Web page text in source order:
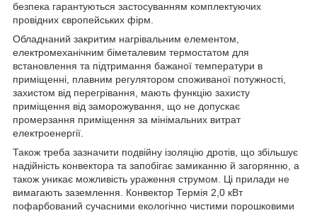
безпека гарантуються застосуванням комплектуючих
провідних європейських фірм.
Обладнаний закритим нагрівальним елементом,
електромеханічним біметалевим термостатом для
встановлення та підтримання бажаної температури в
приміщенні, плавним регулятором споживаної потужності,
захистом від перегрівання, мають функцію захисту
приміщення від заморожування, що не допускає
промерзання приміщення за мінімальних витрат
електроенергії.
Також треба зазначити подвійну ізоляцію дротів, що збільшує
надійність конвектора та запобігає замиканню й загорянню, а
також уникає можливість ураження струмом. Ці прилади не
вимагають заземлення. Конвектор Термія 2,0 кВт
пофарбований сучасними екологічно чистими порошковими